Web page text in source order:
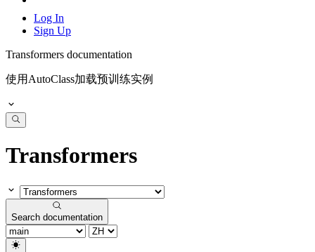
Log In
Sign Up
Transformers documentation
使用AutoClass加载预训练实例
Transformers
Search documentation